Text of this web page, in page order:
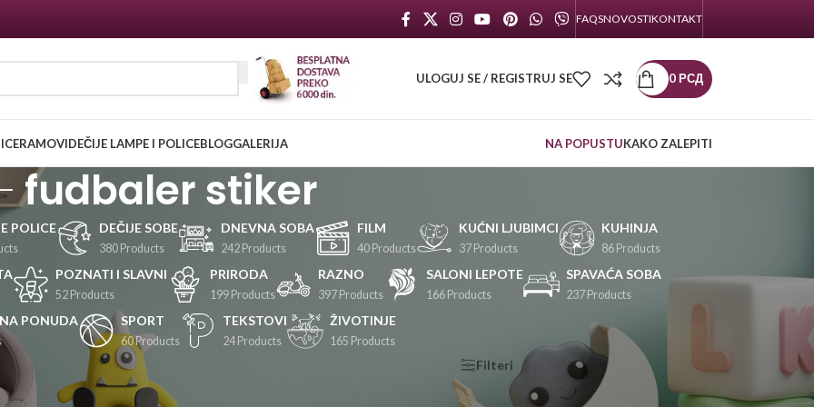
FAQSNOVOSTIKONTAKT
ULOGUJ SE / REGISTRUJ SE 0РСД
RAMOVIDEČIJE LAMPE I POLICEBLOGGALERIJA NA POPUSTUKAKO ZALEPITI
fudbaler stiker
POLICE DEČIJE SOBE
380 Products
DNEVNA SOBA
242 Products
FILM
40 Products
KUĆNI LJUBIMCI
37 Products
KUHINJA
86 Products
POZNATI I SLAVNI
52 Products
PRIRODA
199 Products
RAZNO
397 Products
SALONI LEPOTE
166 Products
SPAVAĆA SOBA
237 Products
PONUDA SPORT
60 Products
TEKSTOVI
24 Products
ŽIVOTINJE
165 Products
Filteri
KATEGORIJE
PROIZVODA